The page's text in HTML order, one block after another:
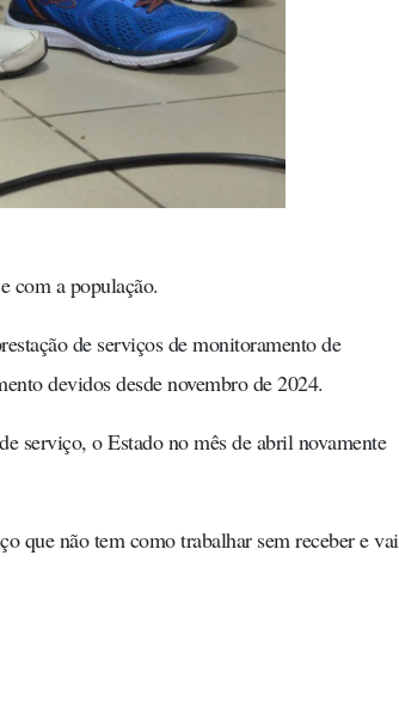
com a população.
de serviços de monitoramento de
devidos desde novembro de 2024.
serviço, o Estado no mês de abril novamente
que não tem como trabalhar sem receber e vai